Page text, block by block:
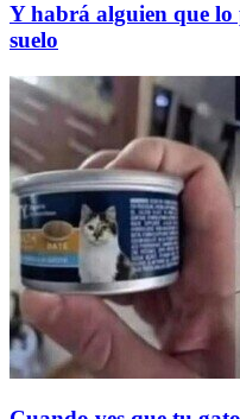
Y habrá alguien que
suelo